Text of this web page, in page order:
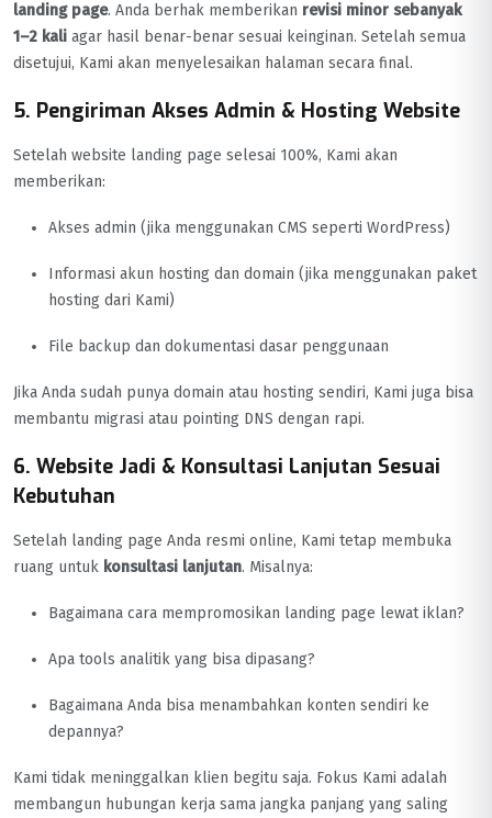
landing page. Anda berhak memberikan revisi minor sebanyak
1–2 kali agar hasil benar-benar sesuai keinginan. Setelah semua
disetujui, Kami akan menyelesaikan halaman secara final.
5. Pengiriman Akses Admin & Hosting Website
Setelah website landing page selesai 100%, Kami akan
memberikan:
Akses admin (jika menggunakan CMS seperti WordPress)
Informasi akun hosting dan domain (jika menggunakan paket
hosting dari Kami)
File backup dan dokumentasi dasar penggunaan
Jika Anda sudah punya domain atau hosting sendiri, Kami juga bisa
membantu migrasi atau pointing DNS dengan rapi.
6. Website Jadi & Konsultasi Lanjutan Sesuai
Kebutuhan
Setelah landing page Anda resmi online, Kami tetap membuka
ruang untuk konsultasi lanjutan. Misalnya:
Bagaimana cara mempromosikan landing page lewat iklan?
Apa tools analitik yang bisa dipasang?
Bagaimana Anda bisa menambahkan konten sendiri ke
depannya?
Kami tidak meninggalkan klien begitu saja. Fokus Kami adalah
membangun hubungan kerja sama jangka panjang yang saling